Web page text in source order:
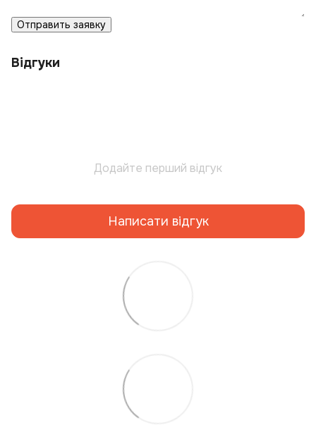
Отправить заявку
Відгуки
Додайте перший відгук
Написати відгук